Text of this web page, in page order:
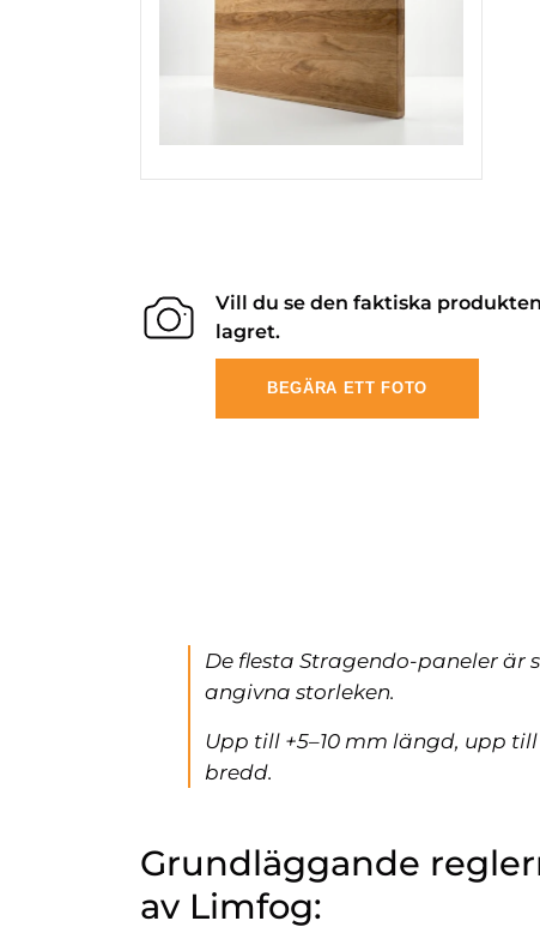
Vill du se den faktiska
lagret.
BEGÄRA ETT FOTO
De flesta Stragendo-paneler är
angivna storleken.
Upp till +5–10 mm längd, upp till
bredd.
Grundläggande
av Limfog: